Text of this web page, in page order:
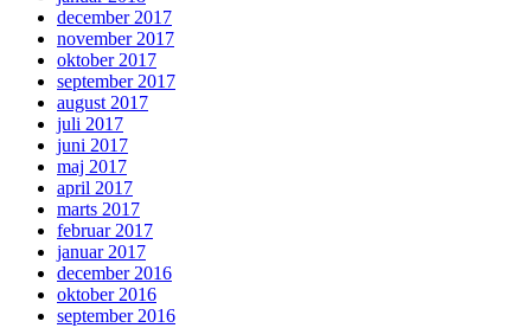
december 2017
november 2017
oktober 2017
september 2017
august 2017
juli 2017
juni 2017
maj 2017
april 2017
marts 2017
februar 2017
januar 2017
december 2016
oktober 2016
september 2016